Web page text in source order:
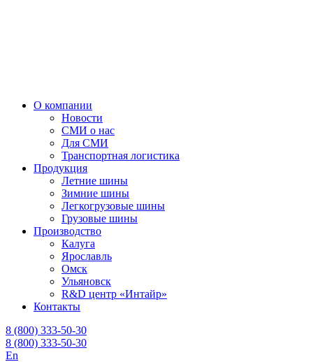
О компании
Новости
СМИ о нас
Для СМИ
Транспортная логистика
Продукция
Летние шины
Зимние шины
Легкогрузовые шины
Грузовые шины
Производство
Калуга
Ярославль
Омск
Ульяновск
R&D центр «Интайр»
Контакты
8 (800) 333-50-30
8 (800) 333-50-30
En